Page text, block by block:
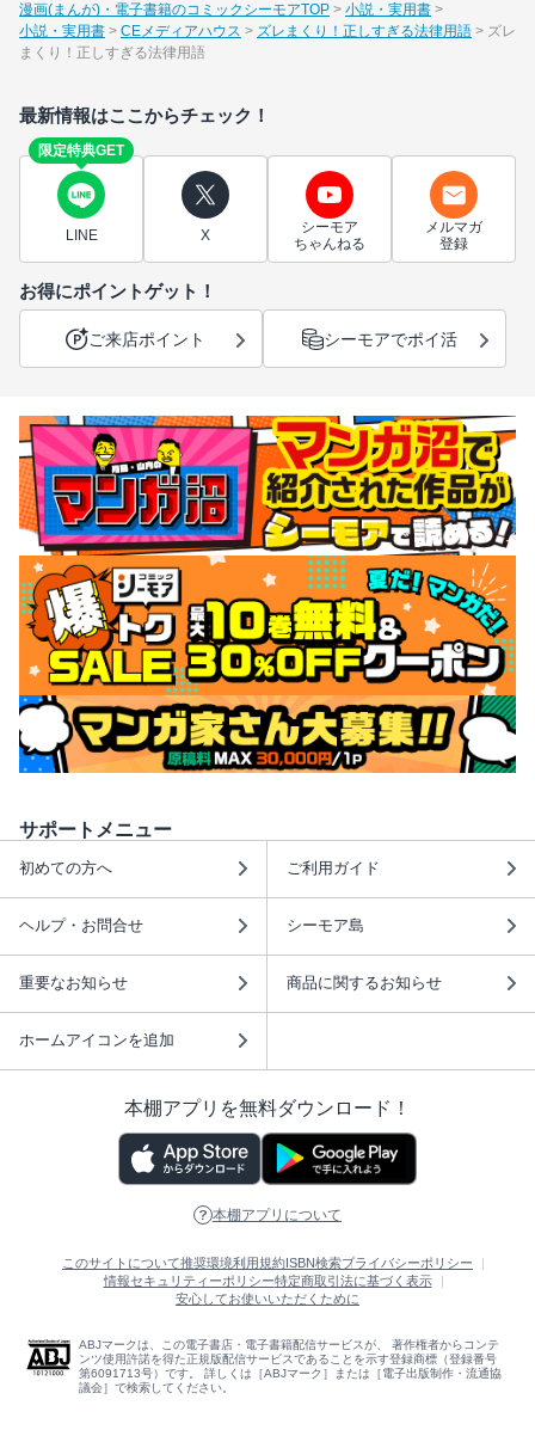
漫画(まんが)・電子書籍のコミックシーモアTOP
小説・実用書
小説・実用書
CEメディアハウス ズレまくり！正しすぎる法律用語
ズレ
まくり！正しすぎる法律用語
最新情報はここからチェック！
限定特典GET
LINE X
シーモア
ちゃんねる
メルマガ
登録
お得にポイントゲット！
ご来店ポイント シーモアでポイ活
サポートメニュー
初めての方へ ご利用ガイド
ヘルプ・お問合せ シーモア島
重要なお知らせ 商品に関するお知らせ
ホームアイコンを追加
本棚アプリを無料ダウンロード！
本棚アプリについて
このサイトについて推奨環境利用規約 ISBN検索プライバシーポリシー
情報セキュリティーポリシー特定商取引法に基づく表示
安心してお使いいただくために
ABJマークは、この電子書店・電子書籍配信サービスが、 著作権者からコンテ
ンツ使用許諾を得た正規版配信サービスであることを示す登録商標（登録番号
第6091713号）です。 詳しくは［ABJマーク］または［電子出版制作・流通協
議会］で検索してください。